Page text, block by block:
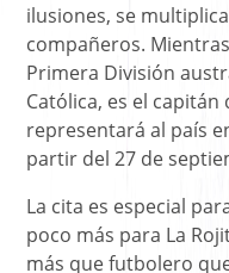
ilusiones, se
compañeros.
Primera División
Católica, es el capitán
representará al país
partir del 27 de
La cita es especial
poco más para La
más que futbolero